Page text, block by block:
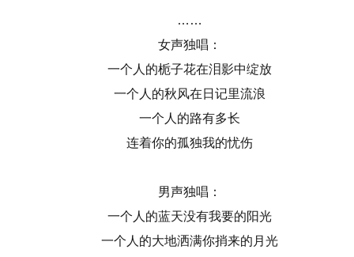
……
女声独唱：
一个人的栀子花在泪影中绽放
一个人的秋风在日记里流浪
一个人的路有多长
连着你的孤独我的忧伤
男声独唱：
一个人的蓝天没有我要的阳光
一个人的大地洒满你捎来的月光